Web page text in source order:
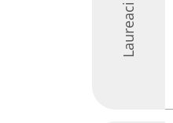
Laureaci